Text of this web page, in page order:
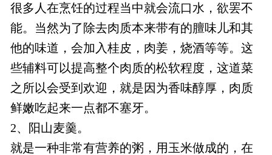
很多人在烹饪的过程当中就会流口水，欲罢不
能。当然为了除去肉质本来带有的膻味儿和其
他的味道，会加入桂皮，肉姜，烧酒等等。这
些辅料可以提高整个肉质的松软程度，这道菜
之所以会受到欢迎，就是因为香味醇厚，肉质
鲜嫩吃起来一点都不塞牙。
2、阳山麦羹。
就是一种非常有营养的粥，用玉米做成的，在